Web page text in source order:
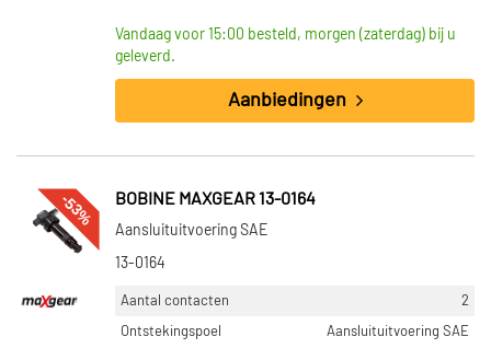
Vandaag voor 15:00 besteld, morgen (zaterdag) bij u
geleverd.
Aanbiedingen
-53% BOBINE MAXGEAR 13-0164
Aansluituitvoering SAE
13-0164
Aantal contacten
2
Ontstekingspoel
Aansluituitvoering SAE